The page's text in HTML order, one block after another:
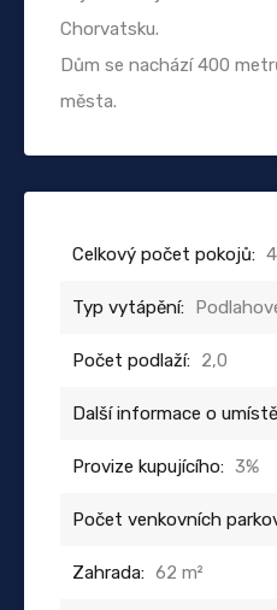
Chorvatsku.
Dům se nachází 400
města.
Celkový počet pokojů: 4
Typ vytápění:
Počet podlaží: 2,0
Další informace o
Provize kupujícího: 3%
Počet venkovních
Zahrada: 62 m²